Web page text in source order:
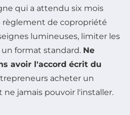
qui a attendu six mois
règlement de copropriété
lumineuses, limiter les
format standard. Ne
avoir l'accord écrit du
acheter un
ne jamais pouvoir l'installer.